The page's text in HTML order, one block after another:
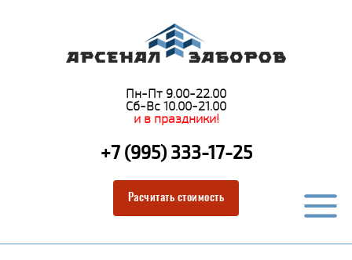
Пн-Пт 9.00-22.00
Сб-Вс 10.00-21.00
и в праздники!
+7 (995) 333-17-25
Расчитать стоимость